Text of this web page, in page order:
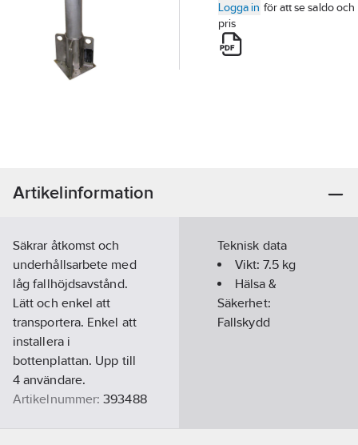
Logga in för att se saldo och
pris
Artikelinformation
Säkrar åtkomst och
underhållsarbete med
låg fallhöjdsavstånd.
Lätt och enkel att
transportera. Enkel att
installera i
bottenplattan. Upp till
4 användare.
Artikelnummer: 393488
Teknisk data
Vikt:7.5kg
Hälsa &
Säkerhet:
Fallskydd